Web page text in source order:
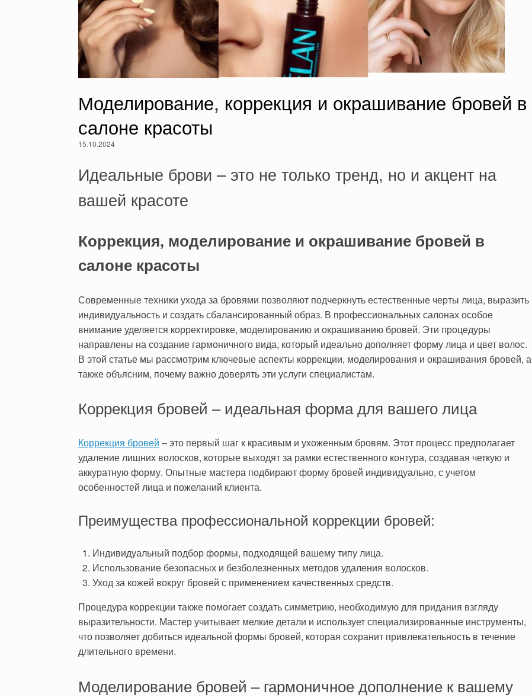
Моделирование, коррекция и окрашивание бровей в
салоне красоты
15.10.2024
Идеальные брови – это не только тренд, но и акцент на
вашей красоте
Коррекция, моделирование и окрашивание бровей в
салоне красоты
Современные техники ухода за бровями позволяют подчеркнуть естественные черты лица, выразить
индивидуальность и создать сбалансированный образ. В профессиональных салонах особое
внимание уделяется корректировке, моделированию и окрашиванию бровей. Эти процедуры
направлены на создание гармоничного вида, который идеально дополняет форму лица и цвет волос.
В этой статье мы рассмотрим ключевые аспекты коррекции, моделирования и окрашивания бровей, а
также объясним, почему важно доверять эти услуги специалистам.
Коррекция бровей – идеальная форма для вашего лица
Коррекция бровей – это первый шаг к красивым и ухоженным бровям. Этот процесс предполагает
удаление лишних волосков, которые выходят за рамки естественного контура, создавая четкую и
аккуратную форму. Опытные мастера подбирают форму бровей индивидуально, с учетом
особенностей лица и пожеланий клиента.
Преимущества профессиональной коррекции бровей:
Индивидуальный подбор формы, подходящей вашему типу лица.
Использование безопасных и безболезненных методов удаления волосков.
Уход за кожей вокруг бровей с применением качественных средств.
Процедура коррекции также помогает создать симметрию, необходимую для придания взгляду
выразительности. Мастер учитывает мелкие детали и использует специализированные инструменты,
что позволяет добиться идеальной формы бровей, которая сохранит привлекательность в течение
длительного времени.
Моделирование бровей – гармоничное дополнение к вашему